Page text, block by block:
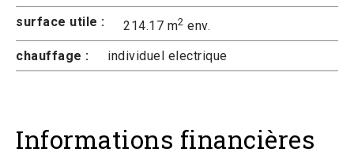
surface utile :
214.17 m2 env.
chauffage :
individuel electrique
Informations financières